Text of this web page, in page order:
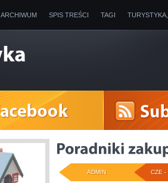
ARCHIWUM SPIS TREŚCI TAGI
CZE -
ADMIN